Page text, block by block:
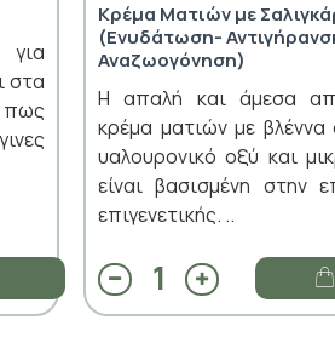
στα
πως
Κρέμα Ματιών με
(Ενυδάτωση-
Αναζωογόνηση)
Η απαλή και άμεσα
κρέμα ματιών με βλέννα
υαλουρονικό οξύ και
είναι βασισμένη στην
επιγενετικής. ..